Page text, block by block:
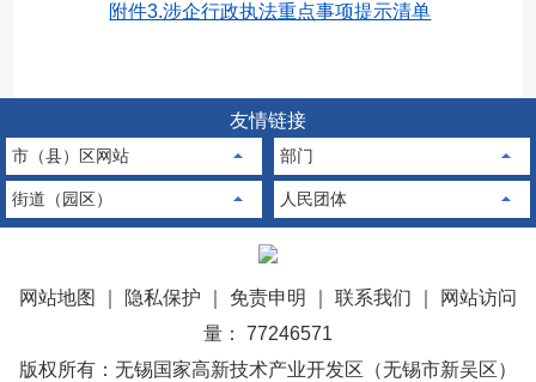
附件3.涉企行政执法重点事项提示清单
友情链接
市（县）区网站 部门
街道（园区） 人民团体
网站地图 隐私保护 免责申明 联系我们
网站访问
量： 77246571
版权所有：无锡国家高新技术产业开发区（无锡市新吴区）